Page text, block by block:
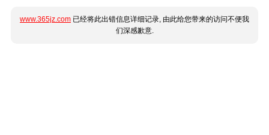
www.365jz.com 已经将此出错信息详细记录, 由此给您带来的访问不便我
们深感歉意.